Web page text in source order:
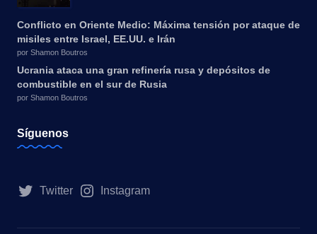
Conflicto en Oriente Medio: Máxima tensión por ataque de
misiles entre Israel, EE.UU. e Irán
por Shamon Boutros
Ucrania ataca una gran refinería rusa y depósitos de
combustible en el sur de Rusia
por Shamon Boutros
Síguenos
Twitter Instagram